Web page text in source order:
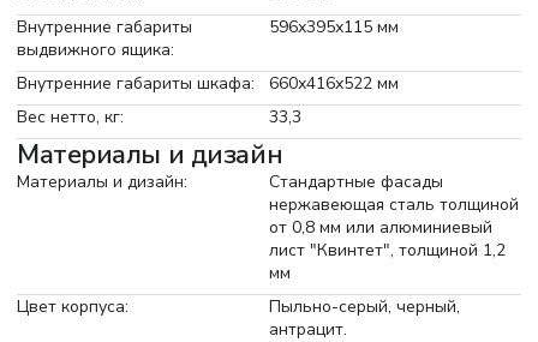
Внутренние габариты
выдвижного ящика:
596х395х115 мм
Внутренние габариты шкафа:
660х416х522 мм
Вес нетто, кг:
33,3
Материалы и дизайн
Материалы и дизайн:
Стандартные фасады
нержавеющая сталь толщиной
от 0,8 мм или алюминиевый
лист "Квинтет", толщиной 1,2
мм
Цвет корпуса:
Пыльно-серый, черный,
антрацит.